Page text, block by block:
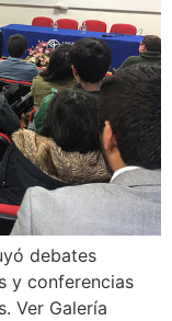
debates
y conferencias
Ver Galería